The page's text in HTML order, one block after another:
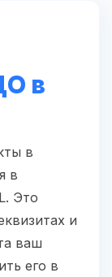
в
в
в
Это
и
ваш
его в